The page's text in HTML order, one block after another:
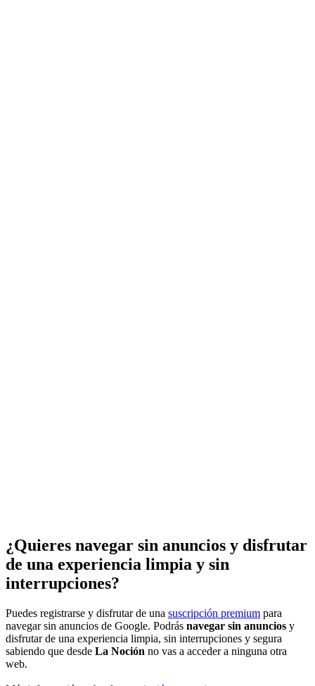
¿Quieres navegar sin anuncios y disfrutar
de una experiencia limpia y sin
interrupciones?
Puedes registrarse y disfrutar de una suscripción premium para
navegar sin anuncios de Google. Podrás navegar sin anuncios y
disfrutar de una experiencia limpia, sin interrupciones y segura
sabiendo que desde La Noción no vas a acceder a ninguna otra
web.